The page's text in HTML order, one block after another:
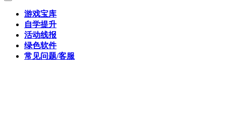
游戏宝库
自学提升
活动线报
绿色软件
常见问题/客服